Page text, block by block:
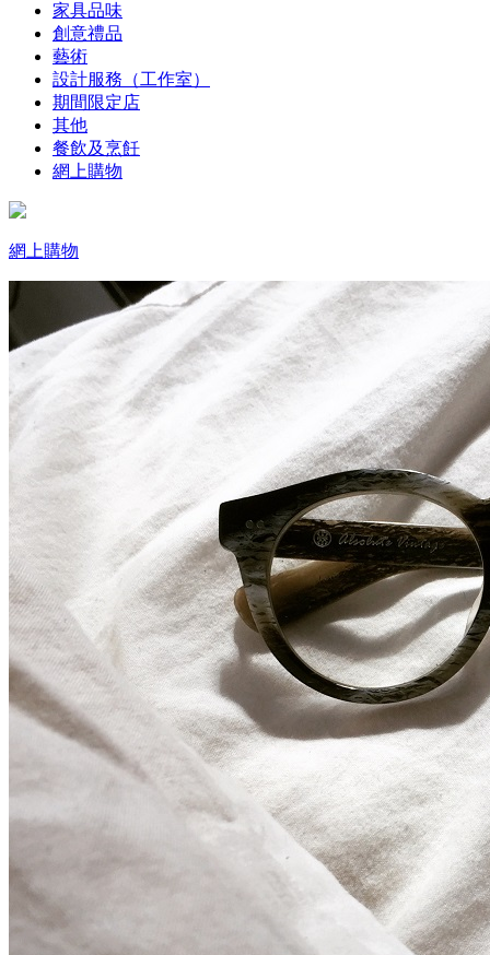
家具品味
創意禮品
藝術
設計服務（工作室）
期間限定店
其他
餐飲及烹飪
網上購物
網上購物